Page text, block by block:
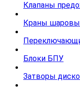
Клапаны
Краны
Блоки БПУ
Затворы